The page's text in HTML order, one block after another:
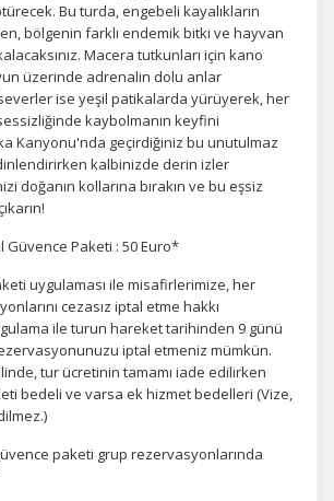
Bu turda, engebeli kayalıkların
bölgenin farklı endemik bitki ve hayvan
Macera tutkunları için kano
üzerinde adrenalin dolu anlar
ise yeşil patikalarda yürüyerek, her
kaybolmanın keyfini
Kanyonu'nda geçirdiğiniz bu unutulmaz
kalbinizde derin izler
doğanın kollarına bırakın ve bu eşsiz
Paketi : 50 Euro*
uygulaması ile misafirlerimize, her
cezasız iptal etme hakkı
ile turun hareket tarihinden 9 günü
iptal etmeniz mümkün.
tur ücretinin tamamı iade edilirken
bedeli ve varsa ek hizmet bedelleri (Vize,
paketi grup rezervasyonlarında